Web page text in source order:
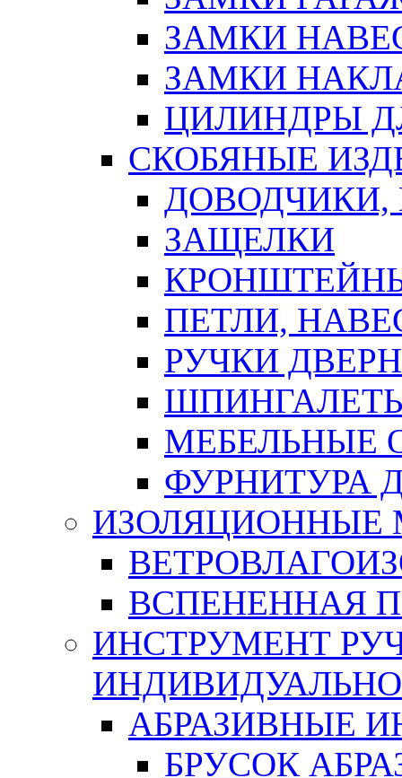
ЗАМКИ
ЗАМКИ
ЦИЛИНДРЫ
СКОБЯНЫЕ
ЗАЩЕЛКИ
ПЕТЛИ,
РУЧКИ
МЕБЕЛЬНЫЕ
ФУРНИТУРА
ИЗОЛЯЦИОННЫЕ
ВСПЕНЕННАЯ
ИНСТРУМЕНТ
АБРАЗИВНЫЕ
БРУСОК